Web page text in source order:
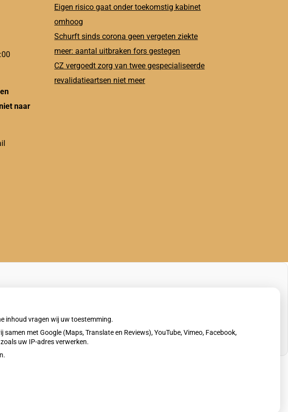
naar
Eigen risico gaat onder toekomstig kabinet
omhoog
Schurft sinds corona geen vergeten ziekte
meer: aantal uitbraken fors gestegen
CZ vergoedt zorg van twee gespecialiseerde
revalidatieartsen niet meer
zien.
inhoud vragen wij uw toestemming.
met Google (Maps, Translate en Reviews), YouTube, Vimeo, Facebook,
uw IP-adres verwerken.